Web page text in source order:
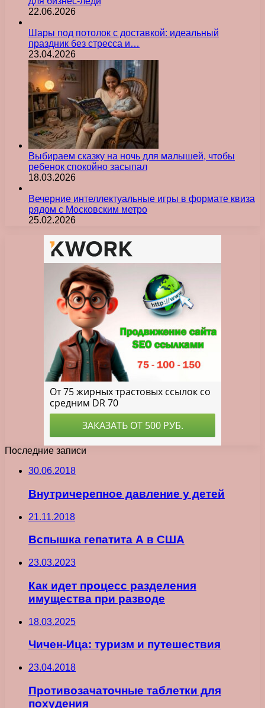
22.06.2026
Шары под потолок с доставкой: идеальный
праздник без стресса и…
23.04.2026
Выбираем сказку на ночь для малышей, чтобы
ребенок спокойно засыпал
18.03.2026
Вечерние интеллектуальные игры в формате квиза
рядом с Московским метро
25.02.2026
Последние записи
30.06.2018
Внутричерепное давление у детей
21.11.2018
Вспышка гепатита А в США
23.03.2023
Как идет процесс разделения
имущества при разводе
18.03.2025
Чичен-Ица: туризм и путешествия
23.04.2018
Противозачаточные таблетки для
похудения